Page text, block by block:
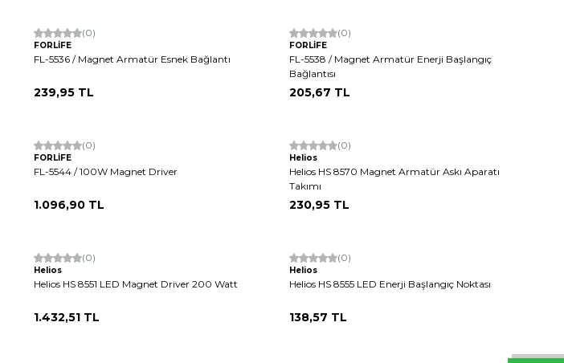
(0)
FORLİFE
FL-5536 / Magnet Armatür Esnek Bağlantı
239,95 TL
(0)
FORLİFE
FL-5538 / Magnet Armatür Enerji Başlangıç
Bağlantısı
205,67 TL
(0)
FORLİFE
FL-5544 / 100W Magnet Driver
1.096,90 TL
(0)
Helios
Helios HS 8570 Magnet Armatür Askı Aparatı
Takımı
230,95 TL
(0)
Helios
Helios HS 8551 LED Magnet Driver 200 Watt
1.432,51 TL
(0)
Helios
Helios HS 8555 LED Enerji Başlangıç Noktası
138,57 TL